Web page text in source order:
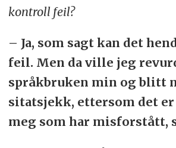
kontroll feil?
– Ja, som sagt kan det
feil. Men da ville jeg
språkbruken min og blitt
sitatsjekk, ettersom det
meg som har misforstått,